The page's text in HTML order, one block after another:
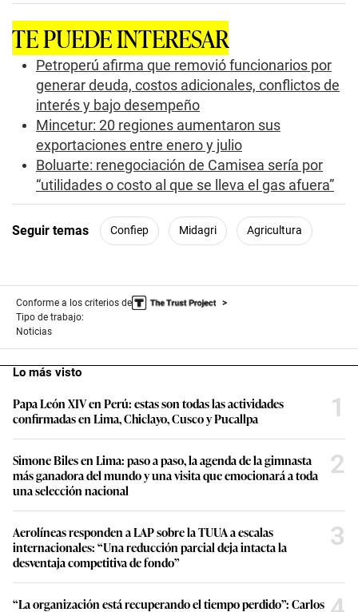
d
s
o
3
s
s
TE PUEDE INTERESAR
Petroperú afirma que removió funcionarios por
generar deuda, costos adicionales, conflictos de
interés y bajo desempeño
Mincetur: 20 regiones aumentaron sus
exportaciones entre enero y julio
Boluarte: renegociación de Camisea sería por
“utilidades o costo al que se lleva el gas afuera”
Seguir temas Confiep Midagri Agricultura
Conforme a los criterios de
Tipo de trabajo:
Noticias
Lo más visto
Papa León XIV en Perú: estas son todas las actividades
confirmadas en Lima, Chiclayo, Cusco y Pucallpa
1
Simone Biles en Lima: paso a paso, la agenda de la gimnasta
más ganadora del mundo y una visita que emocionará a toda
una selección nacional
2
Aerolíneas responden a LAP sobre la TUUA a escalas
internacionales: “Una reducción parcial deja intacta la
desventaja competitiva de fondo”
3
“La organización está recuperando el tiempo perdido”: Carlos